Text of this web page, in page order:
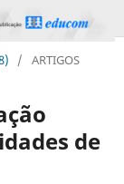
/ ARTIGOS
de